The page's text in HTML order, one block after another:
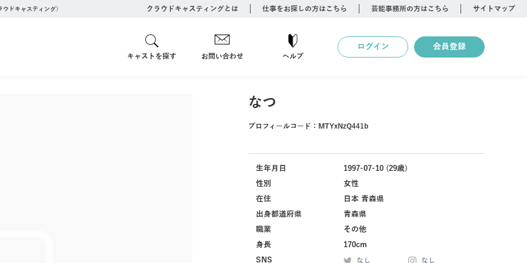
ドキャスティング） クラウドキャスティングとは 仕事をお探しの方はこちら 芸能事務所の方はこちら サイトマップ
キャストを探す お問い合わせ ヘルプ
ログイン 会員登録
なつ
プロフィールコード： MTYxNzQ441b
生年月日
1997-07-10 (29歳)
性別
女性
在住
日本 青森県
出身都道府県
青森県
職業
その他
身長
170cm
SNS
なし なし